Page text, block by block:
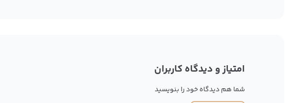
امتیاز و دیدگاه کاربران
شما هم دیدگاه خود را بنویسید